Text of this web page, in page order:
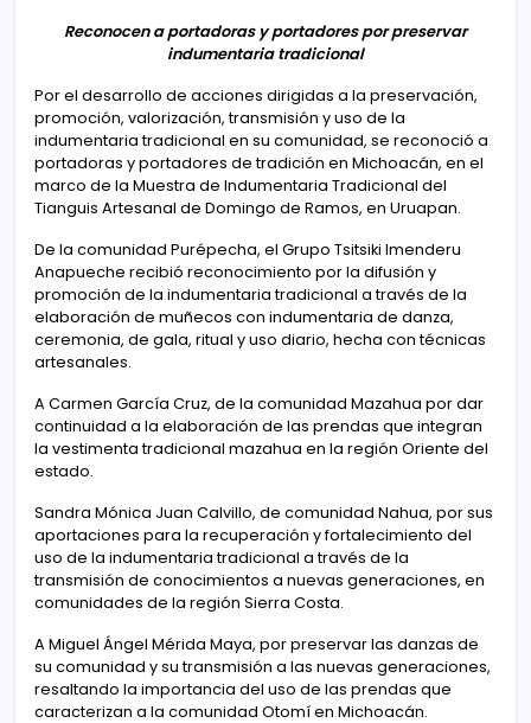
Reconocen a portadoras y portadores por preservar
indumentaria tradicional
Por el desarrollo de acciones dirigidas a la preservación,
promoción, valorización, transmisión y uso de la
indumentaria tradicional en su comunidad, se reconoció a
portadoras y portadores de tradición en Michoacán, en el
marco de la Muestra de Indumentaria Tradicional del
Tianguis Artesanal de Domingo de Ramos, en Uruapan.
De la comunidad Purépecha, el Grupo Tsitsiki Imenderu
Anapueche recibió reconocimiento por la difusión y
promoción de la indumentaria tradicional a través de la
elaboración de muñecos con indumentaria de danza,
ceremonia, de gala, ritual y uso diario, hecha con técnicas
artesanales.
A Carmen García Cruz, de la comunidad Mazahua por dar
continuidad a la elaboración de las prendas que integran
la vestimenta tradicional mazahua en la región Oriente del
estado.
Sandra Mónica Juan Calvillo, de comunidad Nahua, por sus
aportaciones para la recuperación y fortalecimiento del
uso de la indumentaria tradicional a través de la
transmisión de conocimientos a nuevas generaciones, en
comunidades de la región Sierra Costa.
A Miguel Ángel Mérida Maya, por preservar las danzas de
su comunidad y su transmisión a las nuevas generaciones,
resaltando la importancia del uso de las prendas que
caracterizan a la comunidad Otomí en Michoacán.